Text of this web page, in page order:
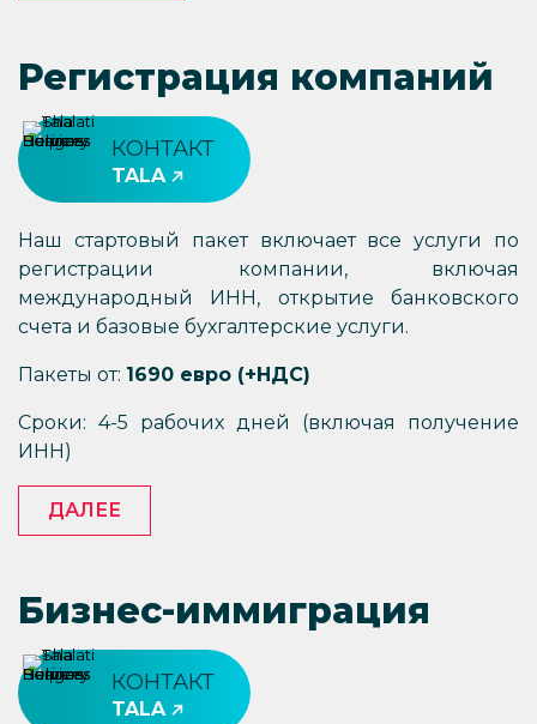
Регистрация компаний
КОНТАКТ
TALA
Наш стартовый пакет включает все услуги по
регистрации компании, включая
международный ИНН, открытие банковского
счета и базовые бухгалтерские услуги.
Пакеты от: 1690 евро (+НДС)
Сроки: 4-5 рабочих дней (включая получение
ИНН)
ДАЛЕЕ
Бизнес-иммиграция
КОНТАКТ
TALA